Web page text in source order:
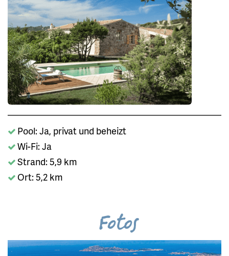
Pool: Ja, privat und beheizt
Wi-Fi: Ja
Strand: 5,9 km
Ort: 5,2 km
Fotos